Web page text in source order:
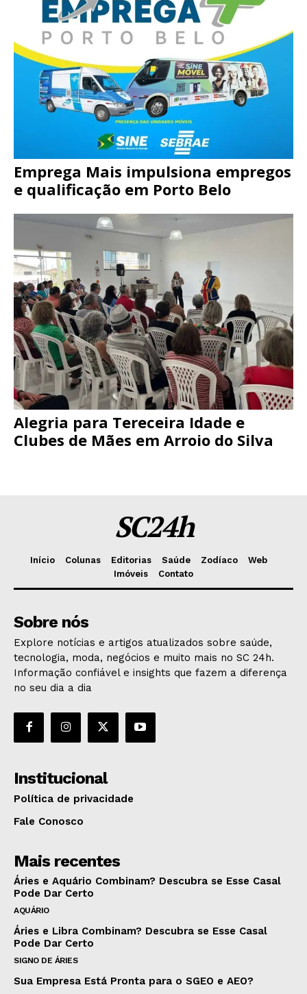
Emprega Mais impulsiona empregos
e qualificação em Porto Belo
Alegria para Tereceira Idade e
Clubes de Mães em Arroio do Silva
SC24h
Início Colunas Editorias Saúde Zodíaco
Web
Imóveis
Contato
Sobre nós
Explore notícias e artigos atualizados sobre saúde,
tecnologia, moda, negócios e muito mais no SC 24h.
Informação confiável e insights que fazem a diferença
no seu dia a dia
Institucional
Política de privacidade
Fale Conosco
Mais recentes
Áries e Aquário Combinam? Descubra se Esse Casal
Pode Dar Certo
AQUÁRIO
Áries e Libra Combinam? Descubra se Esse Casal
Pode Dar Certo
SIGNO DE ÁRIES
Sua Empresa Está Pronta para o SGEO e AEO?